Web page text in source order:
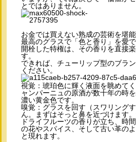
とではありません。
お金では買えない熟成の芸術を堪能
最高のグラスで「色と香り」を愛
開栓した特権は、その香りを直接
す。
できれば、チューリップ型のブラ
ください。
視覚：琥珀色に輝く液面を眺めて
ャンパーニュの原酒が数十年の時
濃い黄金色です。
嗅覚：グラスを回す（スワリング
ん。まずはそっと鼻を近づけます
ドライフルーツの香りが立ち、時
の花やスパイス、そして古い革の
と現れます。